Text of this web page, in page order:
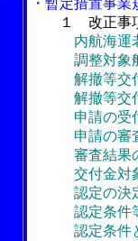
・暫定措置事
１ 改正事
内航海運
調整対象
解撤等交付
解撤等交付
申請の受
申請の審
審査結果
交付金対象
認定の決
認定条件等
認定条件と